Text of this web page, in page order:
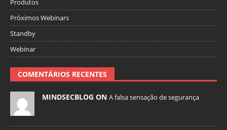
Produtos
Próximos Webinars
Standby
Webinar
COMENTÁRIOS RECENTES
MINDSECBLOG ON A falsa sensação de segurança